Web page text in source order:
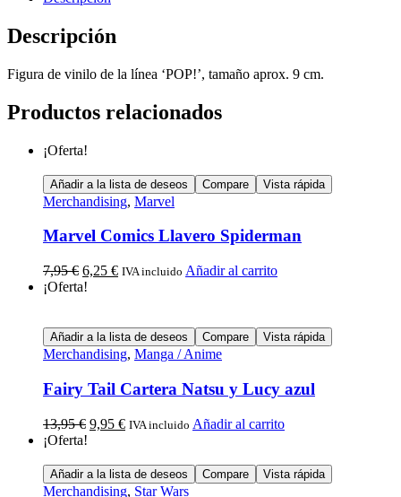
Descripción
Figura de vinilo de la línea ‘POP!’, tamaño aprox. 9 cm.
Productos relacionados
¡Oferta!
Añadir a la lista de deseos Compare Vista rápida
Merchandising, Marvel
Marvel Comics Llavero Spiderman
7,95€ 6,25 € IVA incluido Añadir al carrito
¡Oferta!
Añadir a la lista de deseos Compare Vista rápida
Merchandising, Manga / Anime
Fairy Tail Cartera Natsu y Lucy azul
13,95€ 9,95 € IVA incluido Añadir al carrito
¡Oferta!
Añadir a la lista de deseos Compare Vista rápida
Merchandising, Star Wars